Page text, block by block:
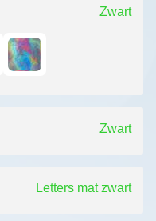
Zwart
Zwart
Letters mat zwart